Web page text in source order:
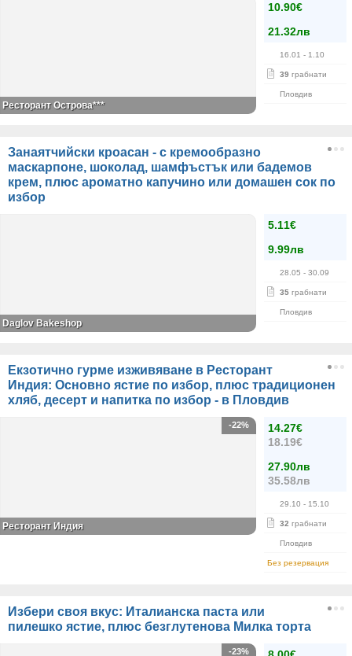
10.90€
21.32лв
16.01 - 1.10
39 грабнати
Пловдив
Ресторант Острова***
Занаятчийски кроасан - с кремообразно
маскарпоне, шоколад, шамфъстък или бадемов
крем, плюс ароматно капучино или домашен сок по
избор
5.11€
9.99лв
28.05 - 30.09
35 грабнати
Пловдив
Daglov Bakeshop
Екзотично гурме изживяване в Ресторант
Индия: Основно ястие по избор, плюс традиционен
хляб, десерт и напитка по избор - в Пловдив
14.27€
18.19€
27.90лв
35.58лв
29.10 - 15.10
32 грабнати
Пловдив
Без резервация
-22%
Ресторант Индия
Избери своя вкус: Италианска паста или
пилешко ястие, плюс безглутенова Милка торта
-23%